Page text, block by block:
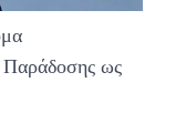
Παράδοσης ως